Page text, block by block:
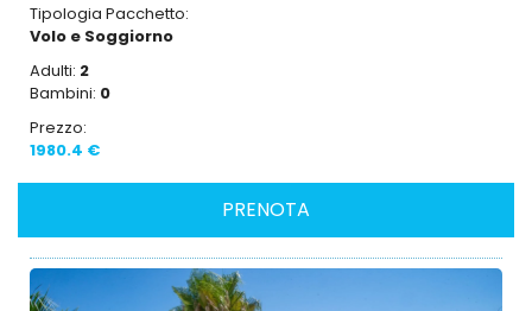
Tipologia Pacchetto:
Volo e Soggiorno
Adulti: 2
Bambini: 0
Prezzo:
1980.4 €